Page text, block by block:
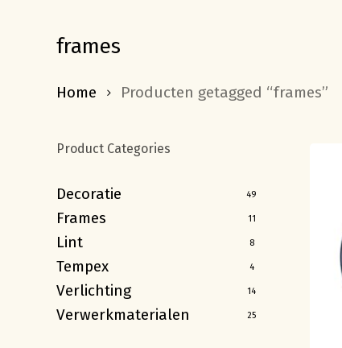
frames
Home Producten getagged “frames”
Product Categories
Decoratie 49
Frames 11
Lint 8
Tempex 4
Verlichting 14
Verwerkmaterialen 25